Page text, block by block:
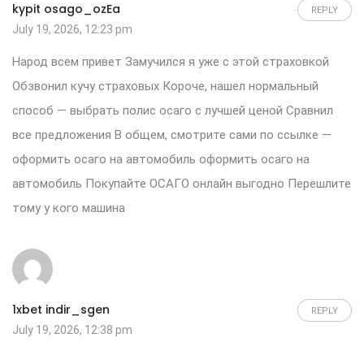
kypit osago_ozEa REPLY
July 19, 2026, 12:23 pm
Народ всем привет Замучился я уже с этой страховкой
Обзвонил кучу страховых Короче, нашел нормальный
способ — выбрать полис осаго с лучшей ценой Сравнил
все предложения В общем, смотрите сами по ссылке —
оформить осаго на автомобиль оформить осаго на
автомобиль Покупайте ОСАГО онлайн выгодно Перешлите
тому у кого машина
1xbet indir_sgen REPLY
July 19, 2026, 12:38 pm